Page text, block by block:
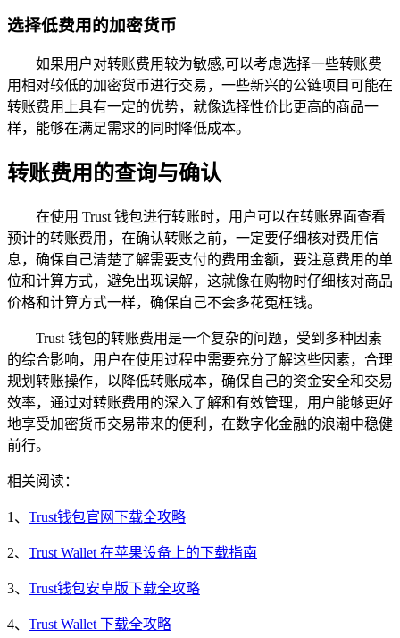
选择低费用的加密货币
如果用户对转账费用较为敏感,可以考虑选择一些转账费
用相对较低的加密货币进行交易，一些新兴的公链项目可能在
转账费用上具有一定的优势，就像选择性价比更高的商品一
样，能够在满足需求的同时降低成本。
转账费用的查询与确认
在使用 Trust 钱包进行转账时，用户可以在转账界面查看
预计的转账费用，在确认转账之前，一定要仔细核对费用信
息，确保自己清楚了解需要支付的费用金额，要注意费用的单
位和计算方式，避免出现误解，这就像在购物时仔细核对商品
价格和计算方式一样，确保自己不会多花冤枉钱。
Trust 钱包的转账费用是一个复杂的问题，受到多种因素
的综合影响，用户在使用过程中需要充分了解这些因素，合理
规划转账操作，以降低转账成本，确保自己的资金安全和交易
效率，通过对转账费用的深入了解和有效管理，用户能够更好
地享受加密货币交易带来的便利，在数字化金融的浪潮中稳健
前行。
相关阅读：
1、 Trust钱包官网下载全攻略
2、 Trust Wallet 在苹果设备上的下载指南
3、 Trust钱包安卓版下载全攻略
4、 Trust Wallet 下载全攻略